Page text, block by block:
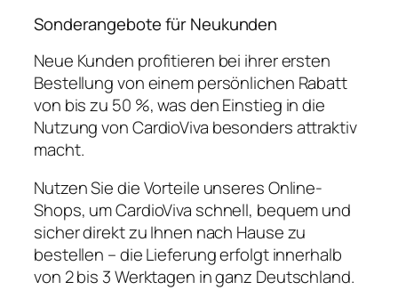
Sonderangebote für Neukunden
Neue Kunden profitieren bei ihrer ersten
Bestellung von einem persönlichen Rabatt
von bis zu 50 %, was den Einstieg in die
Nutzung von CardioViva besonders attraktiv
macht.
Nutzen Sie die Vorteile unseres Online-
Shops, um CardioViva schnell, bequem und
sicher direkt zu Ihnen nach Hause zu
bestellen – die Lieferung erfolgt innerhalb
von 2 bis 3 Werktagen in ganz Deutschland.